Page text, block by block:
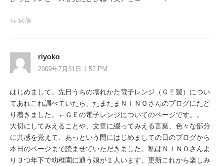
返信
riyoko
2009年7月31日 1:52 PM
はじめまして。先日うちの壊れかた電子レンジ（ＧＥ製）につい
てあれこれ調べていたら、たまたまＮＩＮＯさんのブログにたど
り着きました。←ＧＥの電子レンジについてのページです。。
大切にしてみえることや、文章に綴ってみえる言葉、色々な部分
に共感を覚えて、あっという間にはじめましての日のブログから
本日のページまで読ませていただきました。私はＮＩＮＯさんよ
り３つ年下で幼稚園に通う娘が１人います。更新これから楽しみ